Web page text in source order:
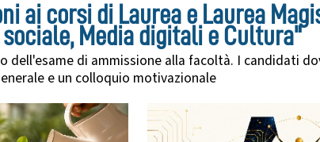
ai corsi di Laurea e Laurea
Media digitali e Cultura"
dell'esame di ammissione alla facoltà. I candidati
e un colloquio motivazionale